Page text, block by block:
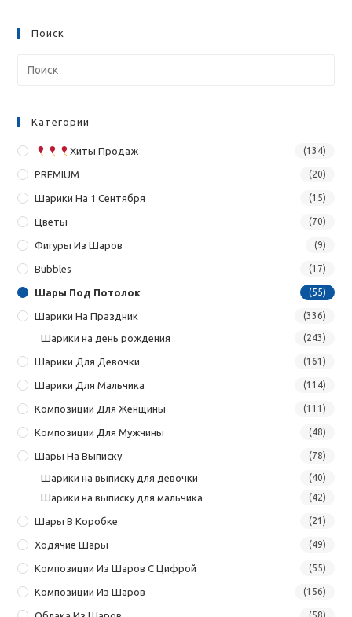
Поиск
Категории
Хиты Продаж (134)
PREMIUM (20)
Шарики На 1 Сентября (15)
Цветы (70)
Фигуры Из Шаров (9)
Bubbles (17)
Шары Под Потолок (55)
Шарики На Праздник (336)
Шарики на день рождения (243)
Шарики Для Девочки (161)
Шарики Для Мальчика (114)
Композиции Для Женщины (111)
Композиции Для Мужчины (48)
Шары На Выписку (78)
Шарики на выписку для девочки (40)
Шарики на выписку для мальчика (42)
Шары В Коробке (21)
Ходячие Шары (49)
Композиции Из Шаров С Цифрой (55)
Композиции Из Шаров (156)